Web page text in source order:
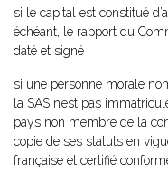
si le capital est constitué
échéant, le rapport du
daté et signé
si une personne morale
la SAS n’est pas
pays non membre de la
copie de ses statuts en
française et certifié